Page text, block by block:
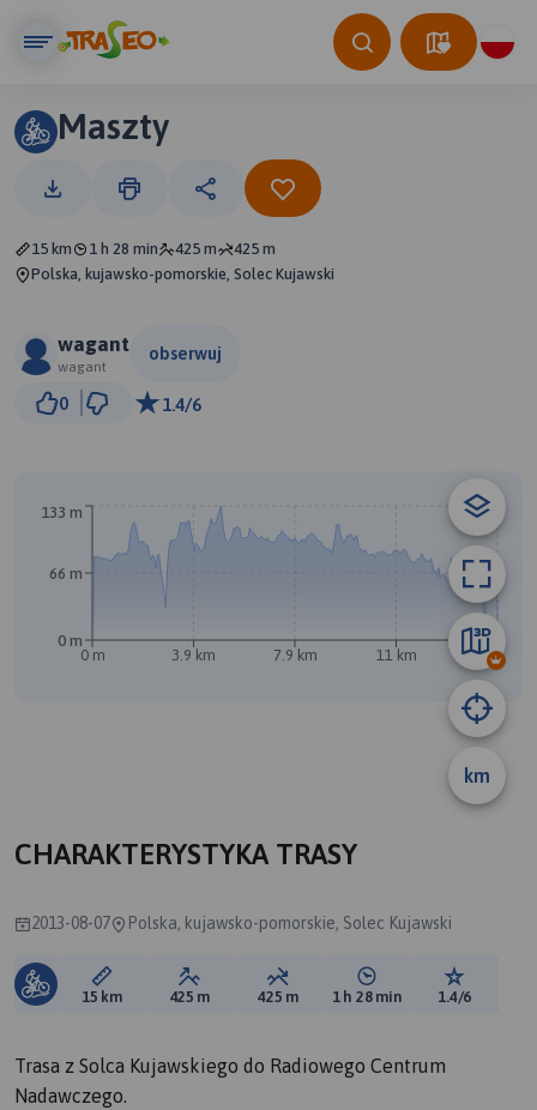
Maszty
15 km 1 h 28 min 425 m
425 m
Polska, kujawsko-pomorskie, Solec Kujawski
wagant
wagant
obserwuj
0 1.4/6
A
km
0 m 3.9 km 7.9 km 11 km 15 km
0 m
66 m
133 m
CHARAKTERYSTYKA TRASY
2013-08-07 Polska, kujawsko-pomorskie, Solec Kujawski
Długość trasy:
15 km Suma przewyższeń:
425 m Suma spadków:
425 m Średni czas potrzebny
1 h 28 min Ocena
1.4/6
Trasa z Solca Kujawskiego do Radiowego Centrum
Nadawczego.